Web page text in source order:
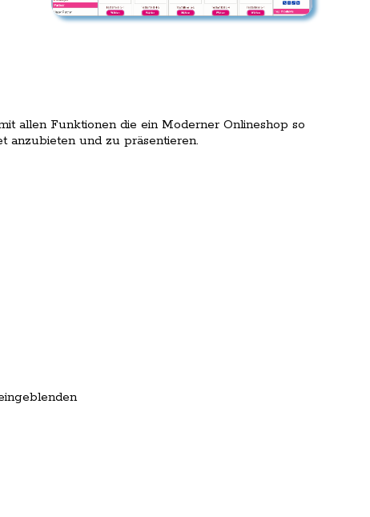
allen Funktionen die ein Moderner Onlineshop so
anzubieten und zu präsentieren.